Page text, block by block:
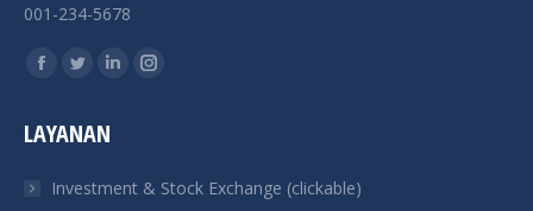
001-234-5678
Find us on:
Facebook
opens
new
Twitter
opens
new
Linkedin
new
Instagram
new
LAYANAN
Investment & Stock Exchange (clickable)